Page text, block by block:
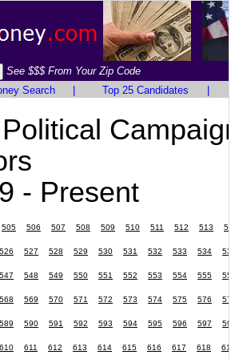
See $$$ From Your Zip Code
Search Top 25 Candidates
- Present
505 506 507 508 509 510 511 512 513
526 527 528 529 530 531 532 533 534
547 548 549 550 551 552 553 554 555
568 569 570 571 572 573 574 575 576
589 590 591 592 593 594 595 596 597
610 611 612 613 614 615 616 617 618